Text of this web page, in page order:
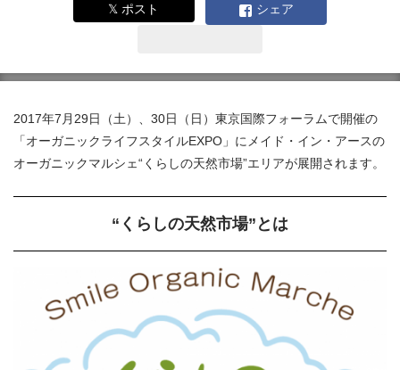
𝕏 ポスト シェア
2017年7月29日（土）、30日（日）東京国際フォーラムで開催の
「オーガニックライフスタイルEXPO」にメイド・イン・アースの
オーガニックマルシェ“くらしの天然市場”エリアが展開されます。
“くらしの天然市場”とは